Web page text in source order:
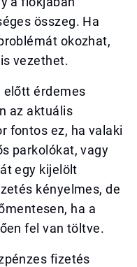
összeg. Ha
okozhat,
vezethet.
előtt érdemes
az aktuális
fontos ez, ha valaki
parkolókat, vagy
egy kijelölt
kényelmes, de
ha a
fel van töltve.
fizetés